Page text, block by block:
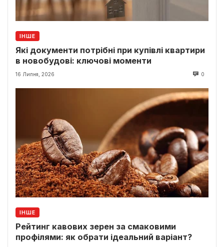
ІНШЕ
Які документи потрібні при купівлі квартири
в новобудові: ключові моменти
16 Липня, 2026 0
ІНШЕ
Рейтинг кавових зерен за смаковими
профілями: як обрати ідеальний варіант?